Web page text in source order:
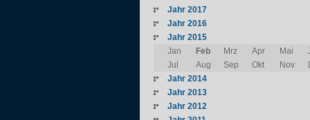
Jahr 2017
Jahr 2016
Jahr 2015
Jan
Feb Mrz Apr Mai
Jul
Aug Sep Okt Nov
Jahr 2014
Jahr 2013
Jahr 2012